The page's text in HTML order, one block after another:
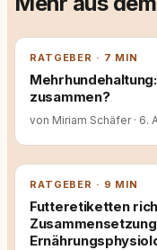
RATGEBER · 7 MIN
zusammen?
von Miriam Schäfer · 6.
RATGEBER · 9 MIN
Futteretiketten